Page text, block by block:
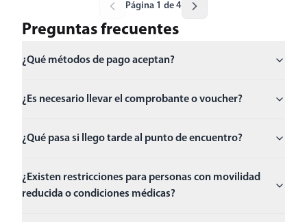
Página 1 de 4
Preguntas frecuentes
¿Qué métodos de pago aceptan?
¿Es necesario llevar el comprobante o voucher?
¿Qué pasa si llego tarde al punto de encuentro?
¿Existen restricciones para personas con movilidad
reducida o condiciones médicas?